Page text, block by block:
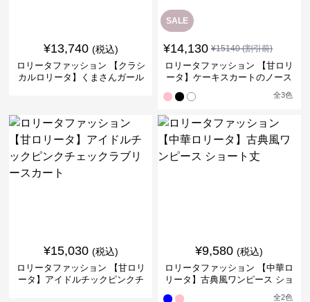
¥13,740 (税込)
ロリータファッション 【クラシ
カルロリータ】くまさんガール
SALE
¥14,130 ¥15140(割引前)
ロリータファッション 【甘ロリ
ータ】ケーキスカートのノース
全3色
¥15,030 (税込)
ロリータファッション 【甘ロリ
ータ】アイドルチックピンクチ
¥9,580 (税込)
ロリータファッション 【中華ロ
リータ】古典風ワンピース ショ
全2色